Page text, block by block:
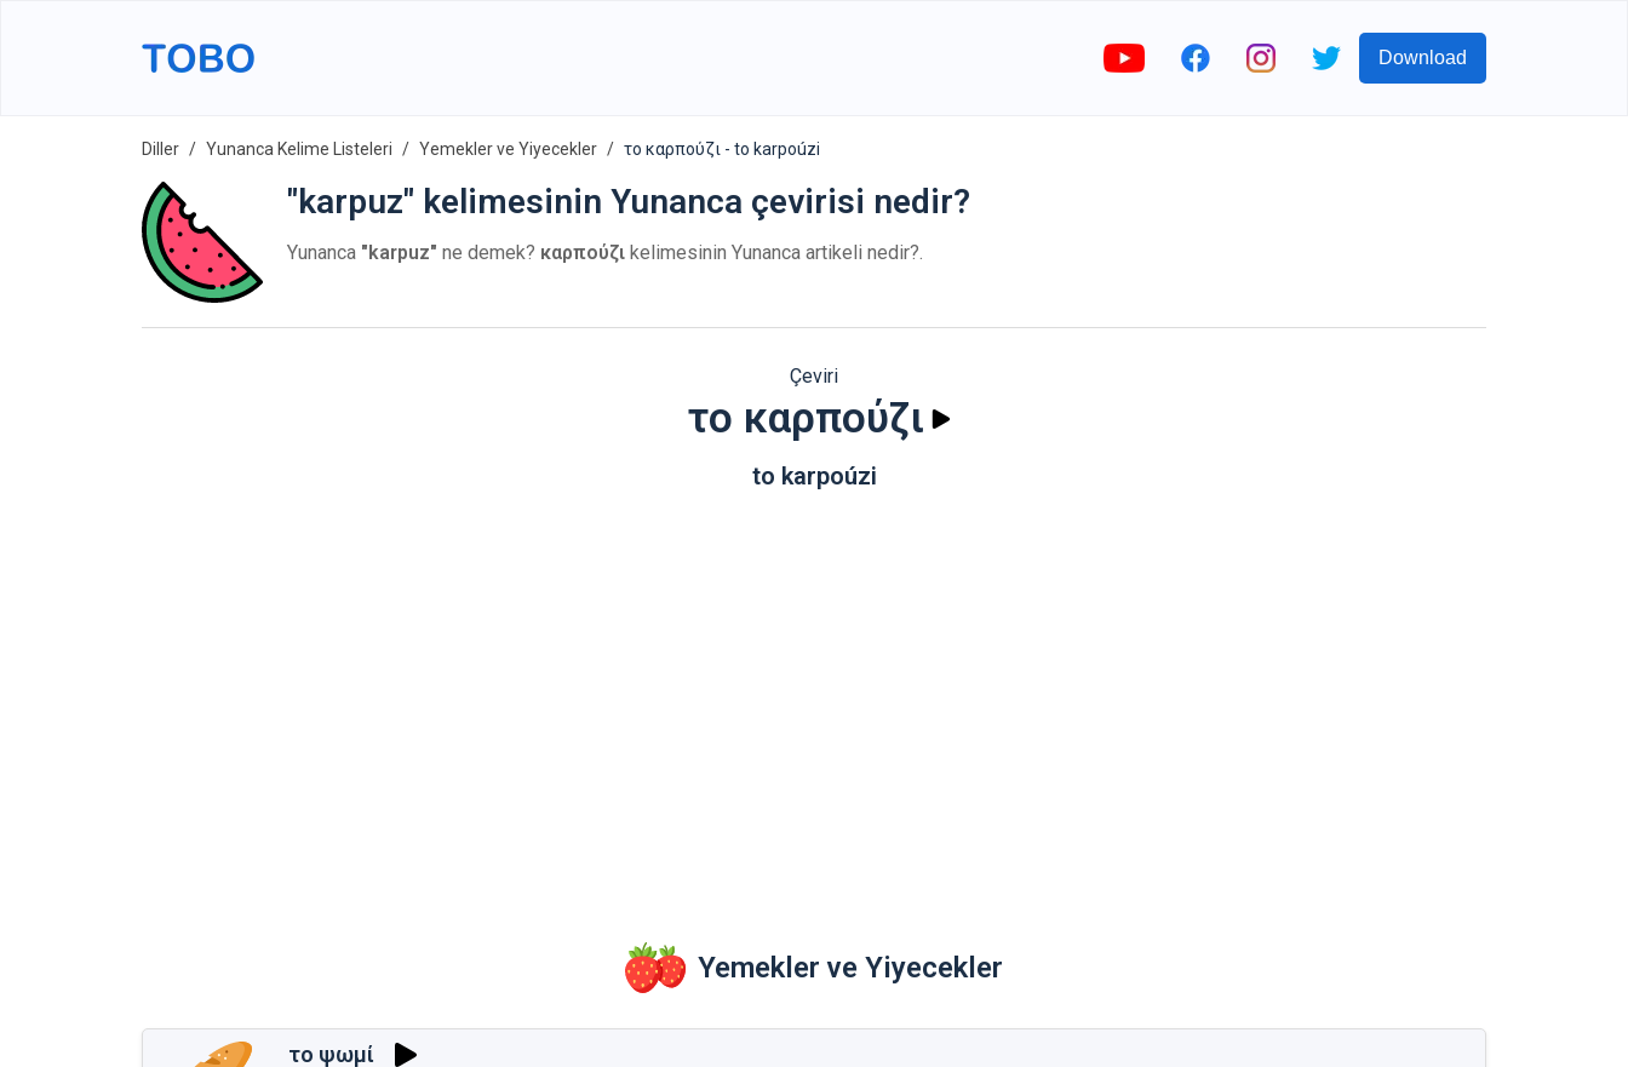
Download
Diller Yunanca Kelime Listeleri Yemekler ve Yiyecekler το καρπούζι - to karpoúzi
"karpuz" kelimesinin Yunanca çevirisi nedir?
Yunanca "karpuz" ne demek? καρπούζι kelimesinin Yunanca artikeli nedir?.
Çeviri
το καρπούζι
to karpoúzi
Yemekler ve Yiyecekler
το ψωμί